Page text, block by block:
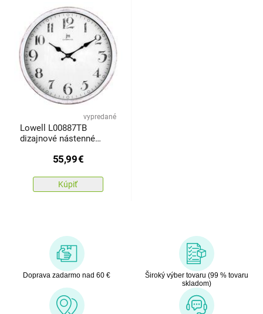
vypredané
Lowell L00887TB
dizajnové nástenné
55,99€
Kúpiť
Doprava zadarmo nad 60 €
Široký výber tovaru (99 % tovaru
skladom)